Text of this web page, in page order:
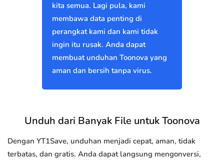
kita semua. Lagi pula, kami
membawa data penting di
perangkat kami dan kami tidak
ingin itu rusak. Anda dapat
membuat unduhan Toonova yang
aman dan bersih tanpa virus.
Unduh dari Banyak File untuk Toonova
Dengan YT1Save, unduhan menjadi cepat, aman, tidak
terbatas, dan gratis. Anda dapat langsung mengonversi,